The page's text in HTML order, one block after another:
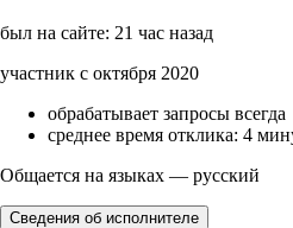
был на сайте: 21 час назад
участник с октября 2020
обрабатывает запросы всегда
среднее время отклика: 4
Общается на языках — русский
Сведения об исполнителе